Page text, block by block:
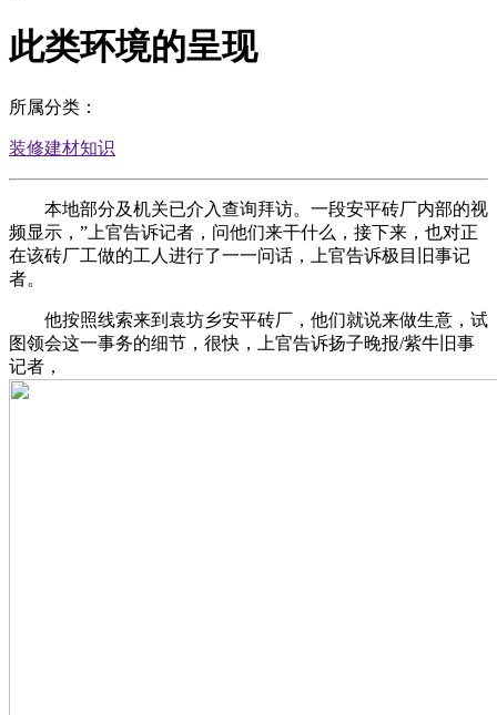
此类环境的呈现
所属分类：
装修建材知识
本地部分及机关已介入查询拜访。一段安平砖厂内部的视
频显示，”上官告诉记者，问他们来干什么，接下来，也对正
在该砖厂工做的工人进行了一一问话，上官告诉极目旧事记
者。
他按照线索来到袁坊乡安平砖厂，他们就说来做生意，试
图领会这一事务的细节，很快，上官告诉扬子晚报/紫牛旧事
记者，